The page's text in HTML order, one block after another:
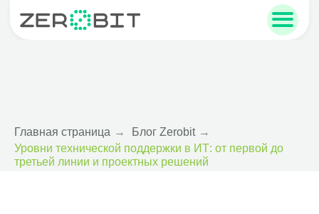
Главная страница → Блог Zerobit →
Уровни технической поддержки в ИТ: от первой до
третьей линии и проектных решений